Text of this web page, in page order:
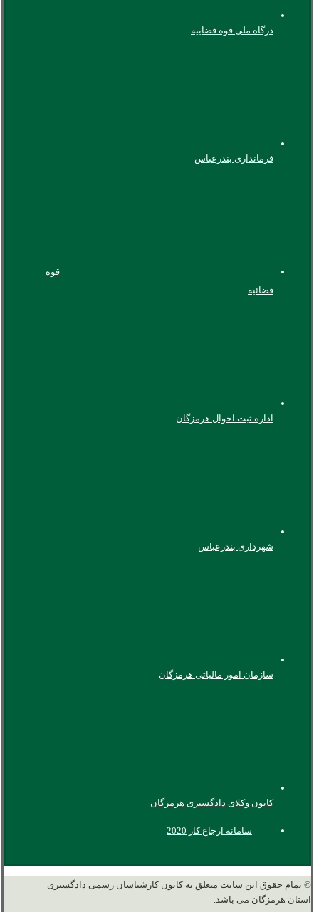
درگاه ملی قوه قضاییه
فرمانداری بندرعباس
قوه
قضائیه
اداره ثبت احوال هرمزگان
شهرداری بندرعباس
سازمان امور مالیاتی هرمزگان
کانون وکلای دادگستری هرمزگان
سامانه ارجاع کار 2020
© تمام حقوق این سایت متعلق به کانون کارشناسان رسمی دادگستری
استان هرمزگان می باشد.